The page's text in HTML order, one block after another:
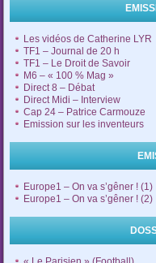
Les vidéos de Catherine LYR
TF1 – Journal de 20 h
TF1 – Le Droit de Savoir
M6 – « 100 % Mag »
Direct 8 – Débat
Direct Midi – Interview
Cap 24 – Patrice Carmouze
Emission sur les inventeurs
Europe1 – On va s’gêner ! (1)
Europe1 – On va s’gêner ! (2)